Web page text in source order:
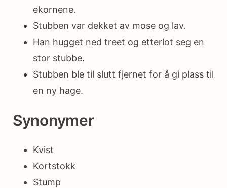
ekornene.
Stubben var dekket av mose og lav.
Han hugget ned treet og etterlot seg en
stor stubbe.
Stubben ble til slutt fjernet for å gi plass til
en ny hage.
Synonymer
Kvist
Kortstokk
Stump